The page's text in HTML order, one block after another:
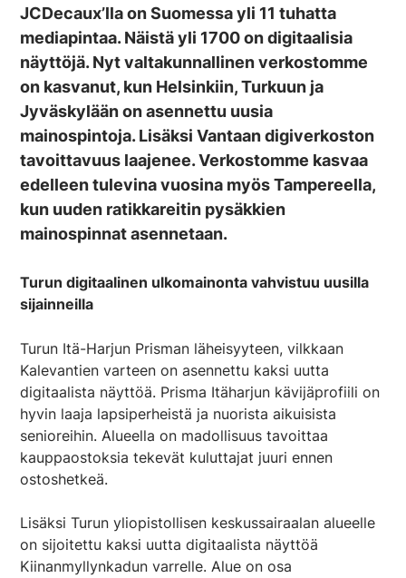
JCDecaux’lla on Suomessa yli 11 tuhatta
mediapintaa. Näistä yli 1700 on digitaalisia
näyttöjä. Nyt valtakunnallinen verkostomme
on kasvanut, kun Helsinkiin, Turkuun ja
Jyväskylään on asennettu uusia
mainospintoja. Lisäksi Vantaan digiverkoston
tavoittavuus laajenee. Verkostomme kasvaa
edelleen tulevina vuosina myös Tampereella,
kun uuden ratikkareitin pysäkkien
mainospinnatasennetaan.
Turun digitaalinen ulkomainonta vahvistuu uusilla
sijainneilla
Turun Itä-Harjun Prisman läheisyyteen, vilkkaan
Kalevantien varteen onasennettu kaksi uutta
digitaalista näyttöä. Prisma Itäharjun kävijäprofiili on
hyvin laaja lapsiperheistä ja nuorista aikuisista
senioreihin. Alueella on madollisuus tavoittaa
kauppaostoksia tekevät kuluttajat juuri ennen
ostoshetkeä.
Lisäksi Turun yliopistollisen keskussairaalan alueelle
on sijoitettu kaksi uutta digitaalista näyttöä
Kiinanmyllynkadun varrelle. Alue on osa